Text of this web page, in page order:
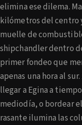
elimina ese dilema.
kilómetros del centro
muelle de
shipchandler dentro
primer fondeo que
apenas una hora al
llegar a Egina a
mediodía, o bordear
rasante ilumina las